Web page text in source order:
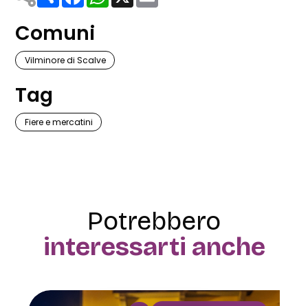
Comuni
Vilminore di Scalve
Tag
Fiere e mercatini
Potrebbero
interessarti anche